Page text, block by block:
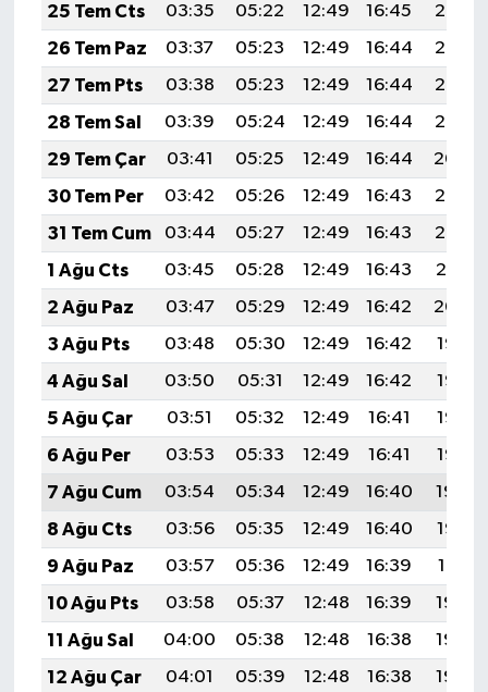
25 Tem Cts
03:35 05:22 12:49 16:45
20:07
26 Tem Paz
03:37 05:23 12:49 16:44
20:06
27 Tem Pts
03:38 05:23 12:49 16:44
20:06
28 Tem Sal
03:39 05:24 12:49 16:44
20:05
29 Tem Çar
03:41 05:25 12:49 16:44
20:04
30 Tem Per
03:42 05:26 12:49 16:43
20:03
31 Tem Cum
03:44 05:27 12:49 16:43
20:02
1 Ağu Cts
03:45 05:28 12:49 16:43
20:01
2 Ağu Paz
03:47 05:29 12:49 16:42
20:00
3 Ağu Pts
03:48 05:30 12:49 16:42
19:58
4 Ağu Sal
03:50 05:31 12:49 16:42
19:57
5 Ağu Çar
03:51 05:32 12:49 16:41
19:56
6 Ağu Per
03:53 05:33 12:49 16:41
19:55
7 Ağu Cum
03:54 05:34 12:49 16:40
19:54
8 Ağu Cts
03:56 05:35 12:49 16:40
19:53
9 Ağu Paz
03:57 05:36 12:49 16:39
19:51
10 Ağu Pts
03:58 05:37 12:48 16:39
19:50
11 Ağu Sal
04:00 05:38 12:48 16:38
19:49
12 Ağu Çar
04:01 05:39 12:48 16:38
19:48